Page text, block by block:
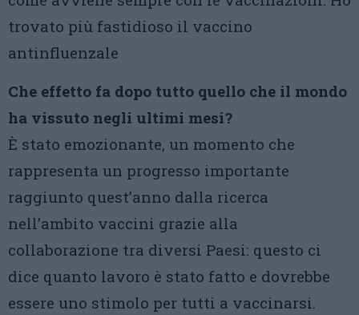
trovato più fastidioso il vaccino
antinfluenzale
Che effetto fa dopo tutto quello che il mondo
ha vissuto negli ultimi mesi?
È stato emozionante, un momento che
rappresenta un progresso importante
raggiunto quest’anno dalla ricerca
nell’ambito vaccini grazie alla
collaborazione tra diversi Paesi: questo ci
dice quanto lavoro è stato fatto e dovrebbe
essere uno stimolo per tutti a vaccinarsi.